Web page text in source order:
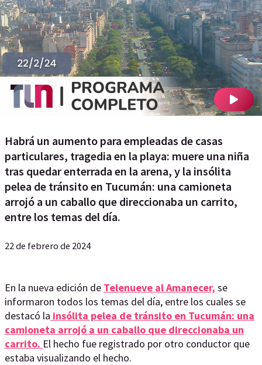
Habrá un aumento para empleadas de casas
particulares, tragedia en la playa: muere una niña
tras quedar enterrada en la arena, y la insólita
pelea de tránsito en Tucumán: una camioneta
arrojó a un caballo que direccionaba un carrito,
entre los temas del día.
22 de febrero de 2024
En la nueva edición de Telenueve al Amanecer, se
informaron todos los temas del día, entre los cuales se
destacó la insólita pelea de tránsito en Tucumán: una
camioneta arrojó a un caballo que direccionaba un
carrito. El hecho fue registrado por otro conductor que
estaba visualizando el hecho.